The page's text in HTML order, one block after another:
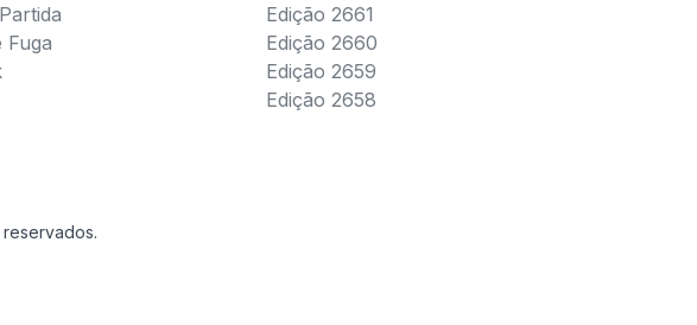
Fuga
Edição 2661
Edição 2660
Edição 2659
Edição 2658